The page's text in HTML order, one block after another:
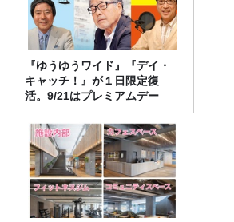
『ゆうゆうワイド』『デイ・
キャッチ！』が１日限定復
活。9/21はプレミアムデー